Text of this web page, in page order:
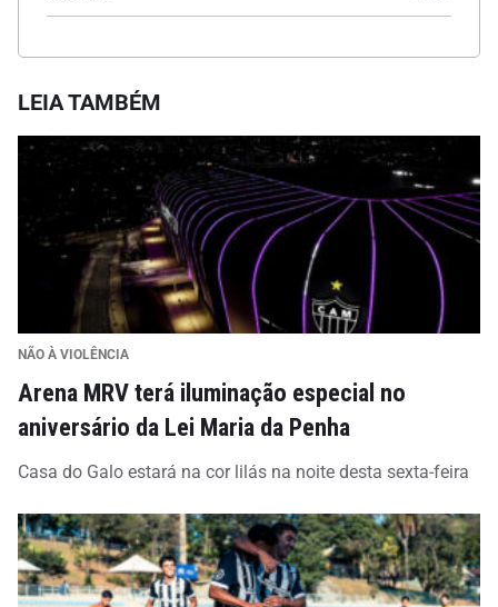
LEIA TAMBÉM
NÃO À VIOLÊNCIA
Arena MRV terá iluminação especial no
aniversário da Lei Maria da Penha
Casa do Galo estará na cor lilás na noite desta sexta-feira